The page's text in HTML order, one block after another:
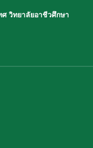
วิทยาลัยอาชีวศึกษา